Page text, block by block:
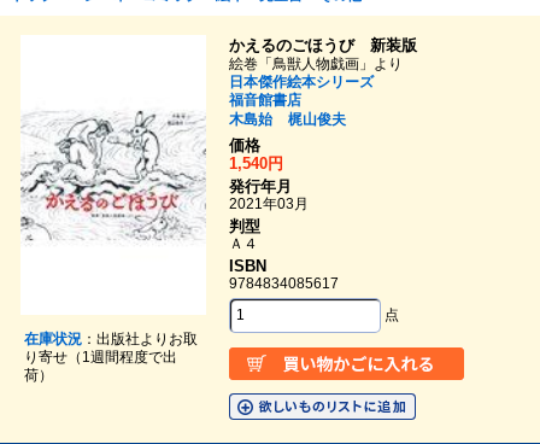
在庫状況：出版社よりお取
り寄せ（1週間程度で出
荷）
かえるのごほうび 新装版
絵巻「鳥獣人物戯画」より
日本傑作絵本シリーズ
福音館書店
木島始
梶山俊夫
価格
1,540円
発行年月
2021年03月
判型
Ａ４
ISBN
9784834085617
点